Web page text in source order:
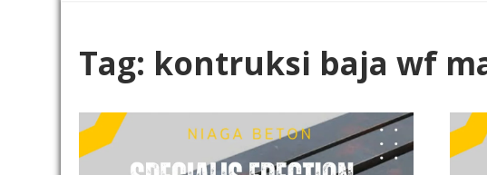
Tag: kontruksi baja wf